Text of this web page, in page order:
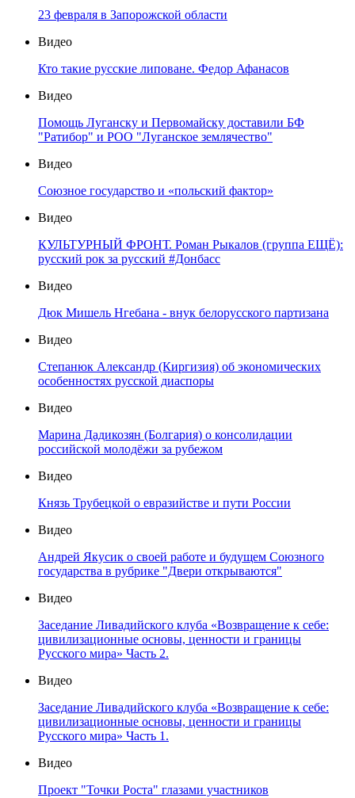
23 февраля в Запорожской области
Видео
Кто такие русские липоване. Федор Афанасов
Видео
Помощь Луганску и Первомайску доставили БФ
"Ратибор" и РОО "Луганское землячество"
Видео
Союзное государство и «польский фактор»
Видео
КУЛЬТУРНЫЙ ФРОНТ. Роман Рыкалов (группа ЕЩЁ):
русский рок за русский #Донбасс
Видео
Дюк Мишель Нгебана - внук белорусского партизана
Видео
Степанюк Александр (Киргизия) об экономических
особенностях русской диаспоры
Видео
Марина Дадикозян (Болгария) о консолидации
российской молодёжи за рубежом
Видео
Князь Трубецкой о евразийстве и пути России
Видео
Андрей Якусик о своей работе и будущем Союзного
государства в рубрике "Двери открываются"
Видео
Заседание Ливадийского клуба «Возвращение к себе:
цивилизационные основы, ценности и границы
Русского мира» Часть 2.
Видео
Заседание Ливадийского клуба «Возвращение к себе:
цивилизационные основы, ценности и границы
Русского мира» Часть 1.
Видео
Проект "Точки Роста" глазами участников